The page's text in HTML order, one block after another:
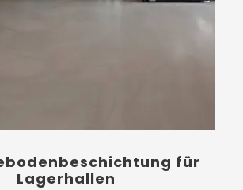
für
Lagerhallen